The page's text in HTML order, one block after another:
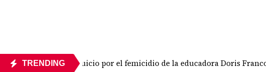
TRENDING
día del juicio por el femicidio de la educadora Doris Franco